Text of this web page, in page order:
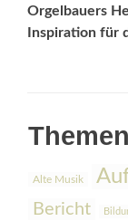
Orgelbauers
Inspiration für
Themen
Alte Musik
Bericht